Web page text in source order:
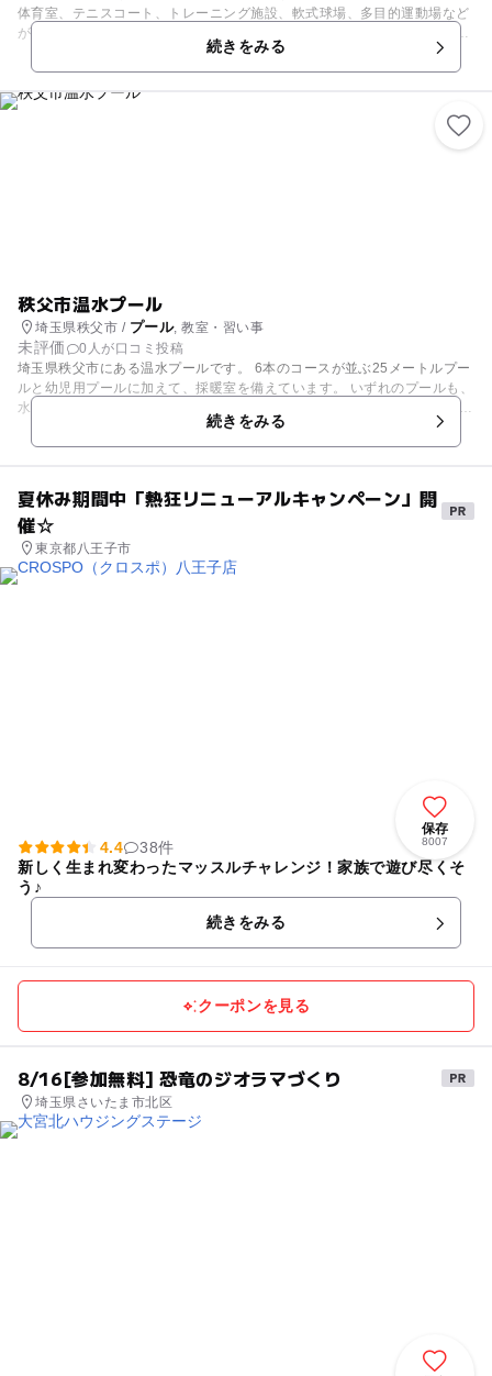
体育室、テニスコート、トレーニング施設、軟式球場、多目的運動場など
があり、あらゆる種類のスポーツを楽しむことができる総合スポーツ施設
として坂戸市のスポーツの拠点となっています。 ※坂戸市民プールは休止
しています。
続きをみる
秩父市温水プール
埼玉県秩父市 / プール, 教室・習い事
未評価
0人が口コミ投稿
埼玉県秩父市にある温水プールです。 6本のコースが並ぶ25メートルプー
ルと幼児用プールに加えて、採暖室を備えています。 いずれのプールも、
水温は一年を通して約30度に保たれており、一年中天候を気にすることな
く水泳や水遊びを楽しむことができます。 また、子ども向け水泳教室やア
クアビクス教室などの教室も開講しています。 料金もリーズナブルなの
続きをみる
夏休み期間中「熱狂リニューアルキャンペーン」開
催☆
東京都八王子市
保存
8007
4.4
38件
新しく生まれ変わったマッスルチャレンジ！家族で遊び尽くそ
う♪
続きをみる
クーポンを見る
8/16[参加無料] 恐竜のジオラマづくり
埼玉県さいたま市北区